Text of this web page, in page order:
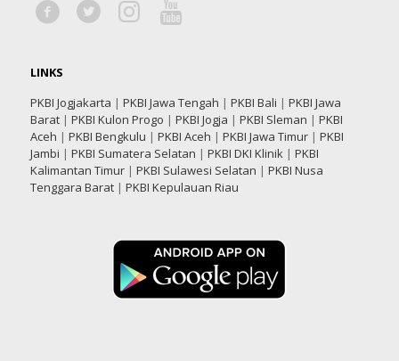
LINKS
PKBI Jogjakarta | PKBI Jawa Tengah | PKBI Bali | PKBI Jawa
Barat| PKBI Kulon Progo | PKBI Jogja | PKBI Sleman | PKBI
Aceh | PKBI Bengkulu | PKBI Aceh | PKBI Jawa Timur| PKBI
Jambi | PKBI Sumatera Selatan | PKBI DKI Klinik| PKBI
Kalimantan Timur| PKBI Sulawesi Selatan | PKBI Nusa
Tenggara Barat| PKBI Kepulauan Riau